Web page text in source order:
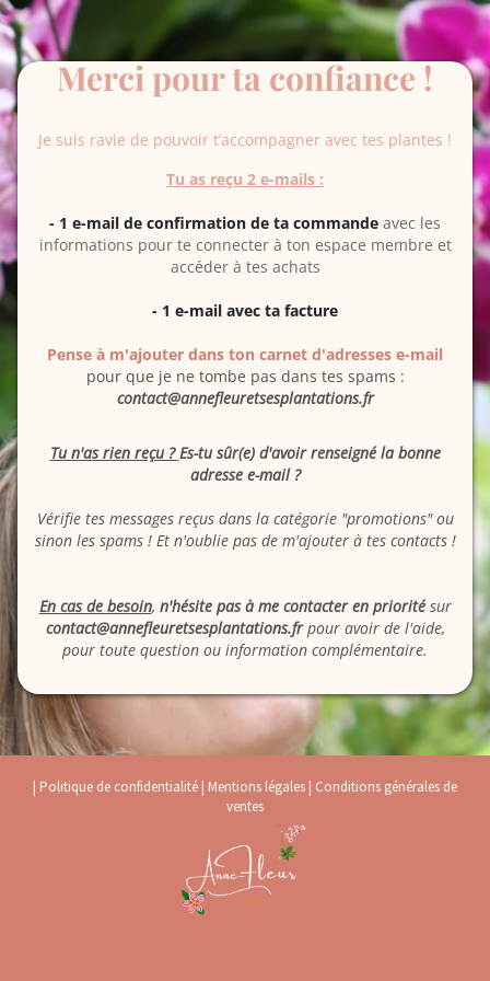
Merci pour ta confiance !
Je suis ravie de pouvoir t’accompagner avec tes plantes !
Tu as reçu 2 e-mails :
- 1 e-mail de confirmation de ta commande avec les
informations pour te connecter à ton espace membre et
accéder à tes achats
- 1 e-mail avec ta facture
Pense à m'ajouter dans ton carnet d'adresses e-mail
pour que je ne tombe pas dans tes spams :
contact@annefleuretsesplantations.fr
Tu n'as rien reçu ?Es-tu sûr(e) d'avoir renseigné la bonne
adresse e-mail ?
Vérifie tes messages reçus dans la catégorie "promotions" ou
sinon les spams ! Et n'oublie pas de m'ajouter à tes contacts !
En cas de besoin, n'hésite pas à me contacter en prioritésur
contact@annefleuretsesplantations.frpour avoir de l'aide,
pour toute question ou information complémentaire.
| Politique de confidentialité | Mentions légales | Conditions générales de
ventes